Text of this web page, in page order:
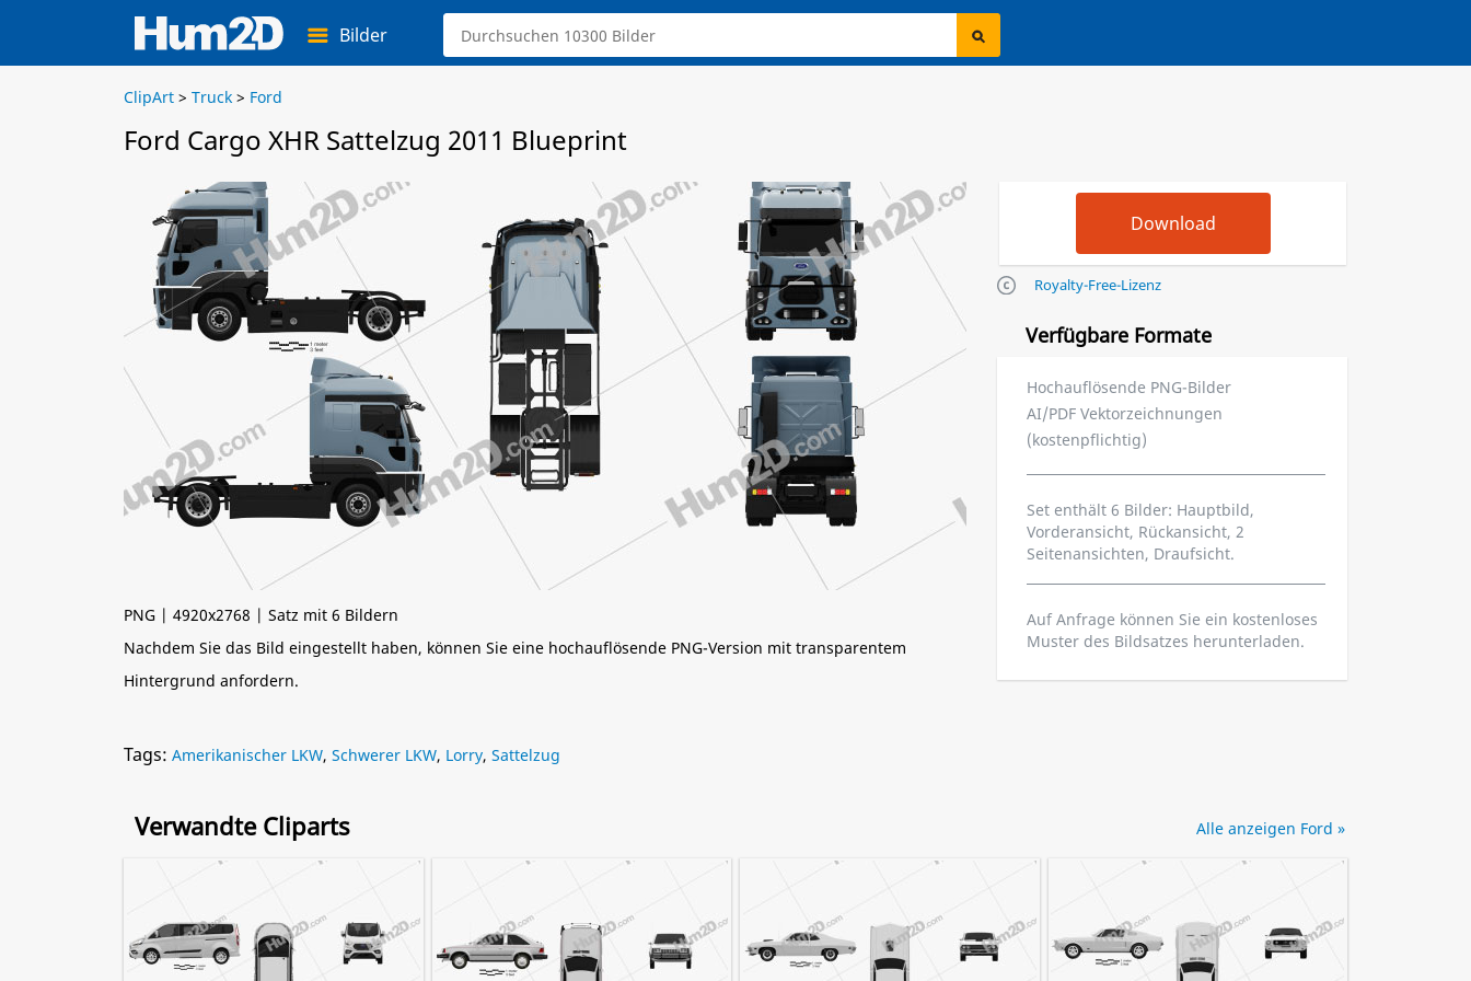
Bilder
ClipArt > Truck > Ford
Ford Cargo XHR Sattelzug 2011 Blueprint
PNG | 4920x2768 | Satz mit 6 Bildern
Nachdem Sie das Bild eingestellt haben, können Sie eine hochauflösende PNG-Version mit transparentem
Hintergrund anfordern.
Royalty-Free-Lizenz
Verfügbare Formate
Hochauflösende PNG-Bilder
AI/PDF Vektorzeichnungen
(kostenpflichtig)
Set enthält 6 Bilder: Hauptbild,
Vorderansicht, Rückansicht, 2
Seitenansichten, Draufsicht.
Auf Anfrage können Sie ein kostenloses
Muster des Bildsatzes herunterladen.
Tags: Amerikanischer LKW, Schwerer LKW, Lorry, Sattelzug
Verwandte Cliparts Alle anzeigen Ford »